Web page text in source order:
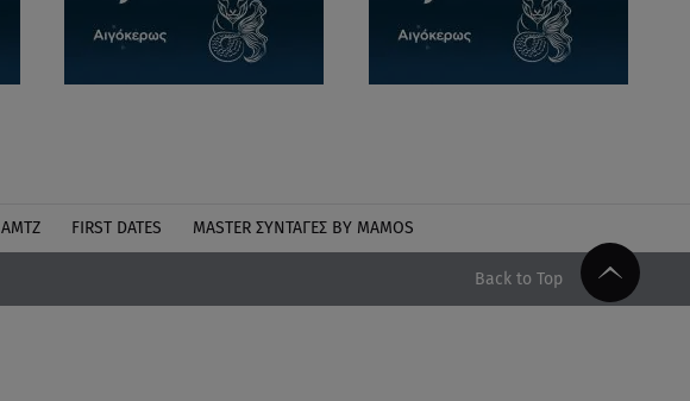
ΑΜΤΖ FIRST DATES MASTER ΣΥΝΤΑΓΈΣ BY MAMOS
Back to Top